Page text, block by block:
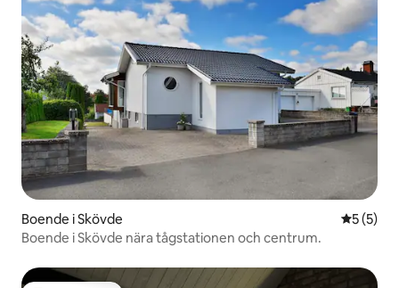
Boende i Skövde 5 av 5 i
5 (5)
Boende i Skövde nära tågstationen och centrum.